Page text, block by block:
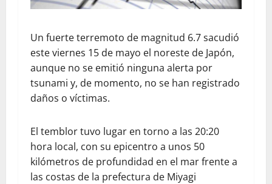
Un fuerte terremoto de magnitud 6.7 sacudió
este viernes 15 de mayo el noreste de Japón,
aunque no se emitió ninguna alerta por
tsunami y, de momento, no se han registrado
daños o víctimas.
El temblor tuvo lugar en torno a las 20:20
hora local, con su epicentro a unos 50
kilómetros de profundidad en el mar frente a
las costas de la prefectura de Miyagi